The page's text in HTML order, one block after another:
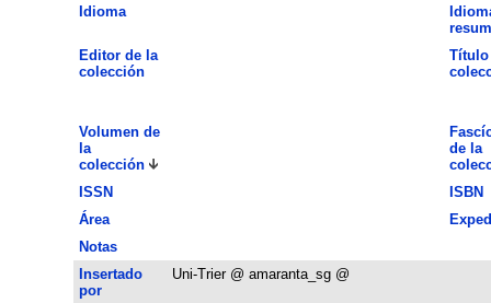
Idioma
Editor de la
colección
Título
Volumen de
la
colección
de la
ISSN
ISBN
Área
Notas
Insertado
por
Uni-Trier @ amaranta_sg @